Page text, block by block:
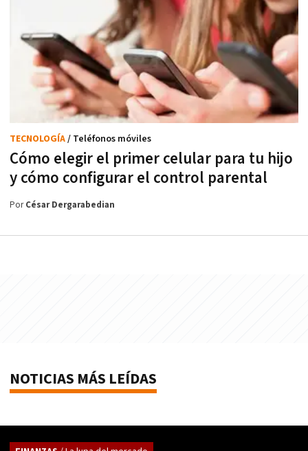
Cómo elegir el primer celular para tu hijo
y cómo configurar el control parental
TECNOLOGÍA/ Teléfonos móviles
PorCésar Dergarabedian
NOTICIAS MÁS LEÍDAS